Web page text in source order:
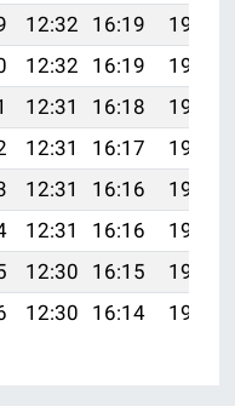
12:32 16:19
19:25
12:32 16:19
19:23
12:31 16:18
19:22
12:31 16:17
19:20
12:31 16:16
19:19
12:31 16:16
19:17
12:30 16:15
19:16
12:30 16:14 19:14